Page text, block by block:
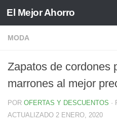
Saltar al contenido
El Mejor Ahorro
MODA
Zapatos de cordones
marrones al mejor
POR OFERTAS Y DESCUENTOS ·
ACTUALIZADO 2 ENERO, 2020